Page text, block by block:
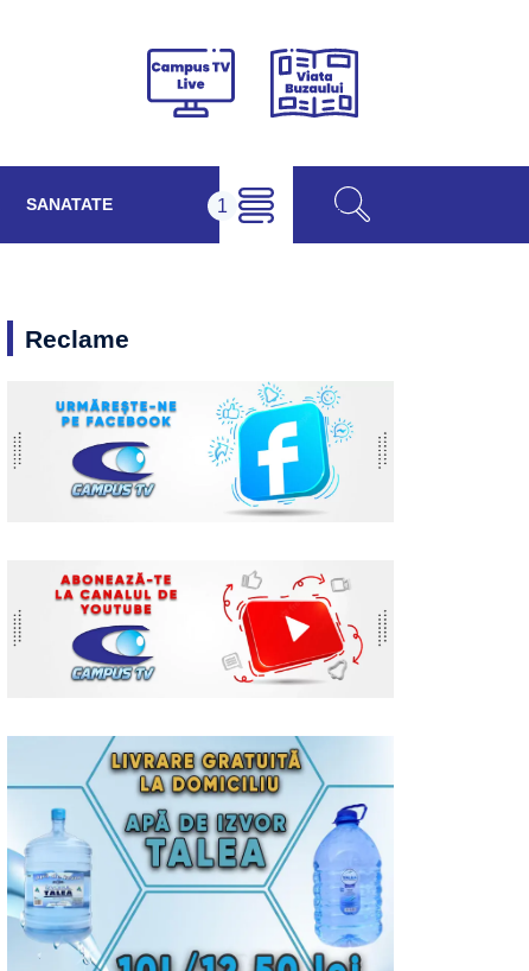
Campus
Viața
SANATATE
Reclame